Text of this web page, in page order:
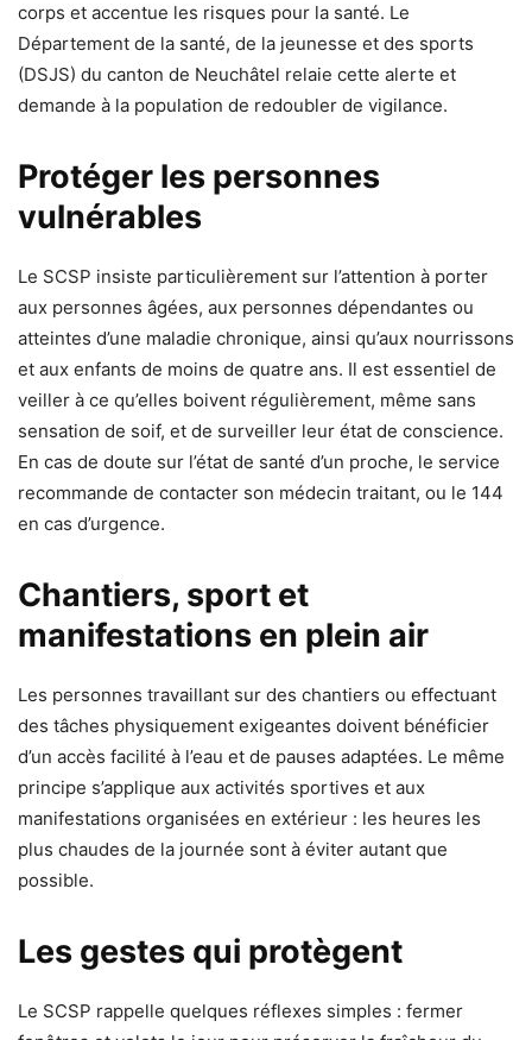
corps et accentue les risques pour la santé. Le
Département de la santé, de la jeunesse et des sports
(DSJS) du canton de Neuchâtel relaie cette alerte et
demande à la population de redoubler de vigilance.
Protéger les personnes
vulnérables
Le SCSP insiste particulièrement sur l’attention à porter
aux personnes âgées, aux personnes dépendantes ou
atteintes d’une maladie chronique, ainsi qu’aux nourrissons
et aux enfants de moins de quatre ans. Il est essentiel de
veiller à ce qu’elles boivent régulièrement, même sans
sensation de soif, et de surveiller leur état de conscience.
En cas de doute sur l’état de santé d’un proche, le service
recommande de contacter son médecin traitant, ou le 144
en cas d’urgence.
Chantiers, sport et
manifestations en plein air
Les personnes travaillant sur des chantiers ou effectuant
des tâches physiquement exigeantes doivent bénéficier
d’un accès facilité à l’eau et de pauses adaptées. Le même
principe s’applique aux activités sportives et aux
manifestations organisées en extérieur : les heures les
plus chaudes de la journée sont à éviter autant que
possible.
Les gestes qui protègent
Le SCSP rappelle quelques réflexes simples : fermer